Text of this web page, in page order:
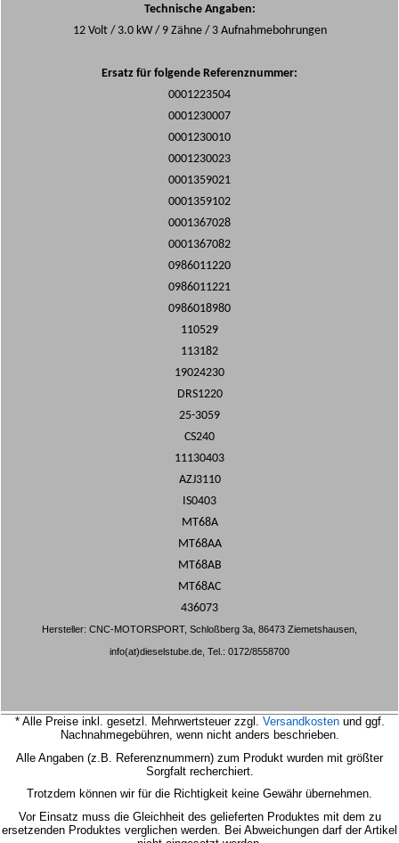
Technische Angaben:
12 Volt / 3.0 kW / 9 Zähne / 3 Aufnahmebohrungen
Ersatz für folgende Referenznummer:
0001223504
0001230007
0001230010
0001230023
0001359021
0001359102
0001367028
0001367082
0986011220
0986011221
0986018980
110529
113182
19024230
DRS1220
25-3059
CS240
11130403
AZJ3110
IS0403
MT68A
MT68AA
MT68AB
MT68AC
436073
Hersteller: CNC-MOTORSPORT, Schloßberg 3a, 86473 Ziemetshausen,
info(at)dieselstube.de, Tel.: 0172/8558700
* Alle Preise inkl. gesetzl. Mehrwertsteuer zzgl. Versandkostenund ggf.
Nachnahmegebühren, wenn nicht anders beschrieben.
Alle Angaben (z.B. Referenznummern) zum Produkt wurden mit größter
Sorgfalt recherchiert.
Trotzdem können wir für die Richtigkeit keine Gewähr übernehmen.
Vor Einsatz muss die Gleichheit des gelieferten Produktes mit dem zu
ersetzenden Produktes verglichen werden.
Bei Abweichungen darf der Artikel